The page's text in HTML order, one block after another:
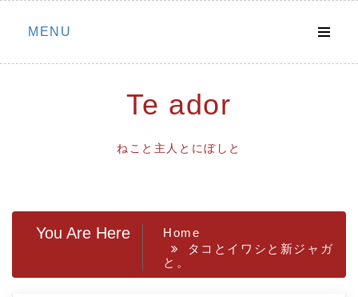
Skip
MENU
Te ador
ねこと主人とにぼしと
You Are Here
Home
タコとイワシと新ジャガ
と。